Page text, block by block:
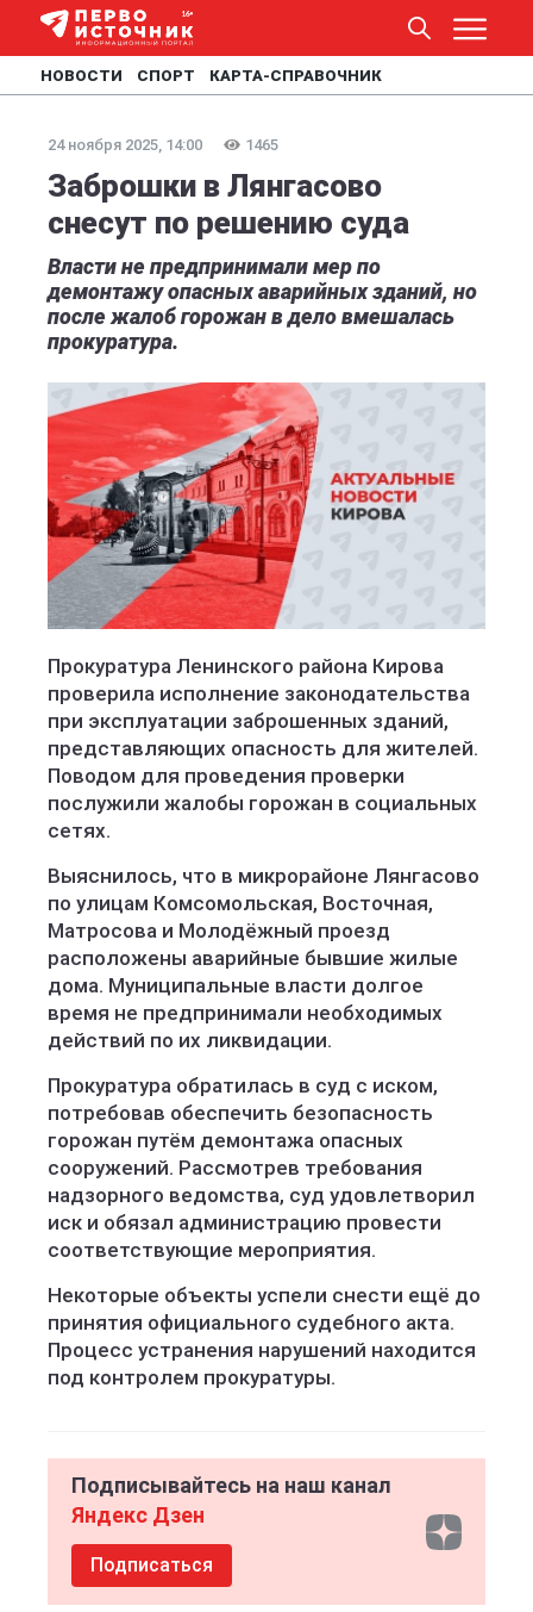
НОВОСТИ СПОРТ КАРТА-СПРАВОЧНИК
24 ноября 2025, 14:00 1465
Заброшки в Лянгасово
снесут по решению суда
Власти не предпринимали мер по
демонтажу опасных аварийных зданий, но
после жалоб горожан в дело вмешалась
прокуратура.
Прокуратура Ленинского района Кирова
проверила исполнение законодательства
при эксплуатации заброшенных зданий,
представляющих опасность для жителей.
Поводом для проведения проверки
послужили жалобы горожан в социальных
сетях.
Выяснилось, что в микрорайоне Лянгасово
по улицам Комсомольская, Восточная,
Матросова и Молодёжный проезд
расположены аварийные бывшие жилые
дома. Муниципальные власти долгое
время не предпринимали необходимых
действий по их ликвидации.
Прокуратура обратилась в суд с иском,
потребовав обеспечить безопасность
горожан путём демонтажа опасных
сооружений. Рассмотрев требования
надзорного ведомства, суд удовлетворил
иск и обязал администрацию провести
соответствующие мероприятия.
Некоторые объекты успели снести ещё до
принятия официального судебного акта.
Процесс устранения нарушений находится
под контролем прокуратуры.
Подписывайтесь на наш канал
Яндекс Дзен
Подписаться